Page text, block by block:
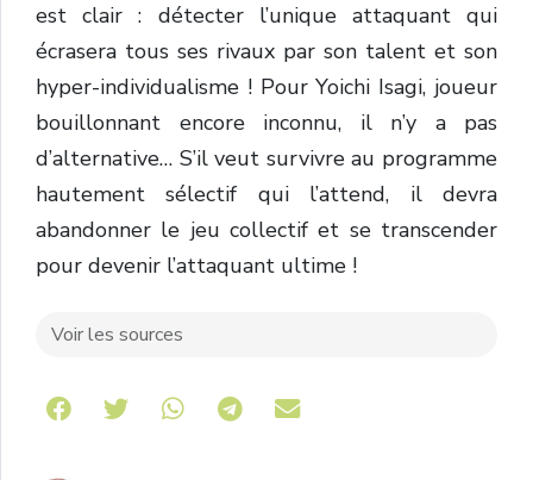
est clair : détecter l’unique attaquant qui
écrasera tous ses rivaux par son talent et son
hyper-individualisme ! Pour Yoichi Isagi, joueur
bouillonnant encore inconnu, il n’y a pas
d’alternative… S’il veut survivre au programme
hautement sélectif qui l’attend, il devra
abandonner le jeu collectif et se transcender
pour devenir l’attaquant ultime !
Voir les sources
Share on Telegram